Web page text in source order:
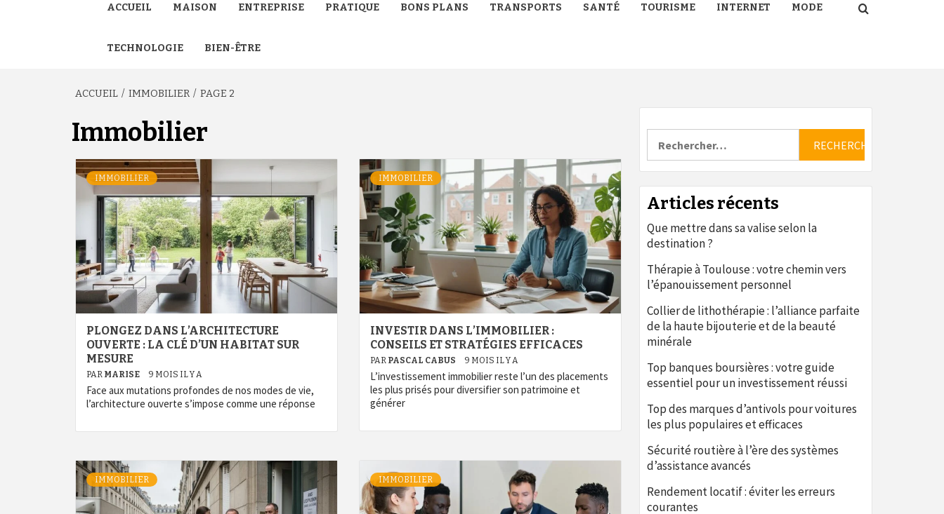
ACCUEIL MAISON ENTREPRISE PRATIQUE BONS PLANS TRANSPORTS SANTÉ TOURISME INTERNET MODE
TECHNOLOGIE BIEN-ÊTRE
ACCUEIL IMMOBILIER PAGE 2
Immobilier
IMMOBILIER
PLONGEZ DANS L’ARCHITECTURE
OUVERTE : LA CLÉ D’UN HABITAT SUR
MESURE
PAR MARISE 9 MOIS IL Y A
Face aux mutations profondes de nos modes de vie,
l’architecture ouverte s’impose comme une réponse
IMMOBILIER
INVESTIR DANS L’IMMOBILIER :
CONSEILS ET STRATÉGIES EFFICACES
PAR PASCAL CABUS 9 MOIS IL Y A
L’investissement immobilier reste l’un des placements
les plus prisés pour diversifier son patrimoine et
générer
IMMOBILIER IMMOBILIER
Articles récents
Que mettre dans sa valise selon la
destination ?
Thérapie à Toulouse : votre chemin vers
l’épanouissement personnel
Collier de lithothérapie : l’alliance parfaite
de la haute bijouterie et de la beauté
minérale
Top banques boursières : votre guide
essentiel pour un investissement réussi
Top des marques d’antivols pour voitures
les plus populaires et efficaces
Sécurité routière à l’ère des systèmes
d’assistance avancés
Rendement locatif : éviter les erreurs
courantes